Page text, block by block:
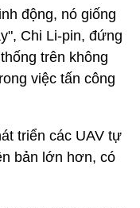
động, nó giống
Chi Li-pin, đứng
trên không
việc tấn công
triển các UAV tự
bản lớn hơn, có